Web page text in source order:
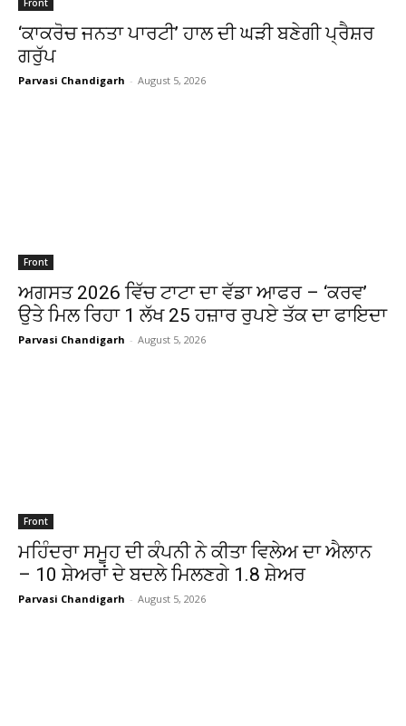
‘ਕਾਕਰੋਚ ਜਨਤਾ ਪਾਰਟੀ’ ਹਾਲ ਦੀ ਘੜੀ ਬਣੇਗੀ ਪ੍ਰੈਸ਼ਰ
ਗਰੁੱਪ
Parvasi Chandigarh - August 5, 2026
Front
ਅਗਸਤ 2026 ਵਿੱਚ ਟਾਟਾ ਦਾ ਵੱਡਾ ਆਫਰ – ‘ਕਰਵ’
ਉਤੇ ਮਿਲ ਰਿਹਾ 1 ਲੱਖ 25 ਹਜ਼ਾਰ ਰੁਪਏ ਤੱਕ ਦਾ ਫਾਇਦਾ
Parvasi Chandigarh - August 5, 2026
Front
ਮਹਿੰਦਰਾ ਸਮੂਹ ਦੀ ਕੰਪਨੀ ਨੇ ਕੀਤਾ ਵਿਲੇਅ ਦਾ ਐਲਾਨ
– 10 ਸ਼ੇਅਰਾਂ ਦੇ ਬਦਲੇ ਮਿਲਣਗੇ 1.8 ਸ਼ੇਅਰ
Parvasi Chandigarh - August 5, 2026